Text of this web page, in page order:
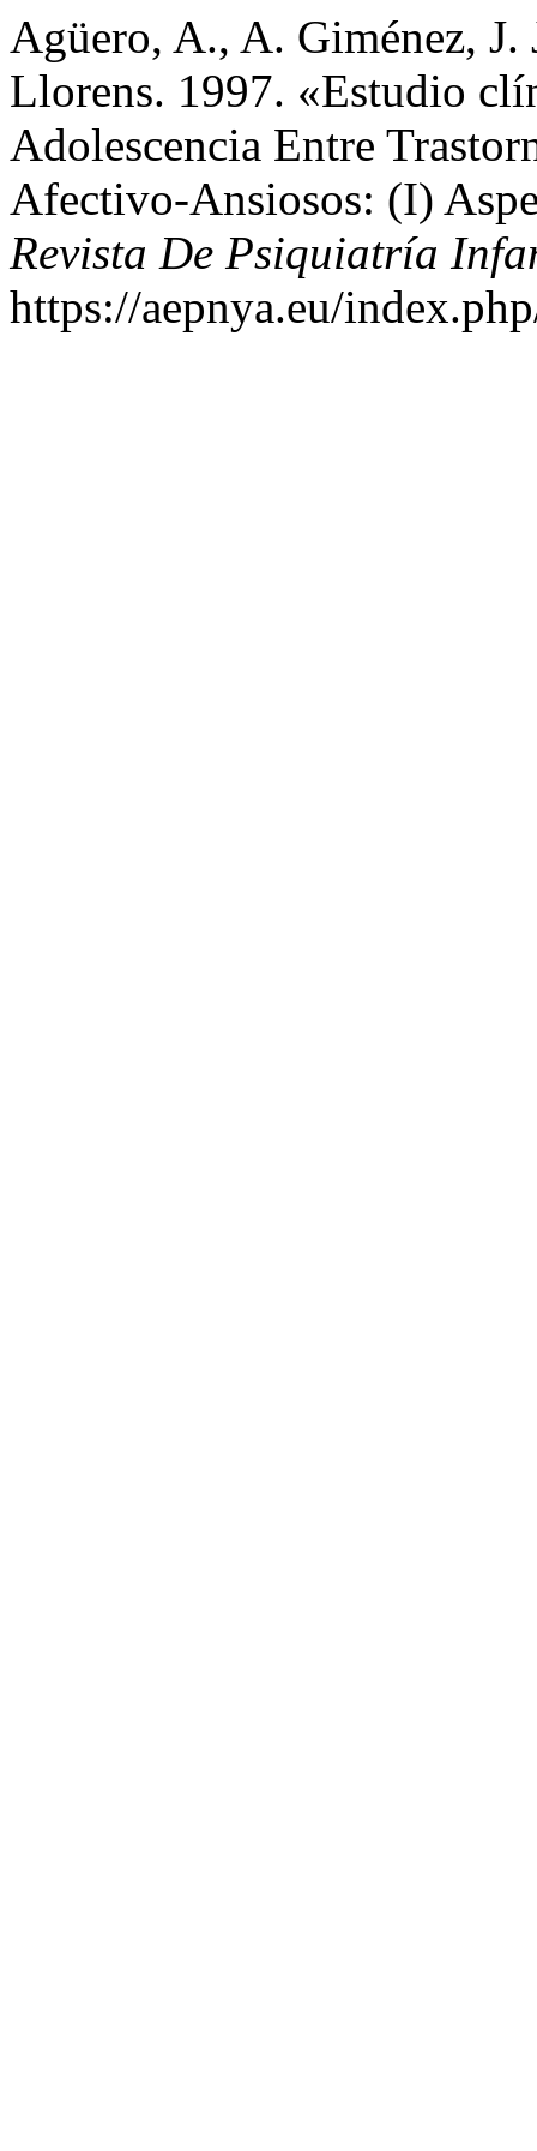
Agüero, A., A. Giménez, J.
Llorens. 1997. «Estudio
Adolescencia Entre
Afectivo-Ansiosos: (I)
Revista De Psiquiatría
https://aepnya.eu/